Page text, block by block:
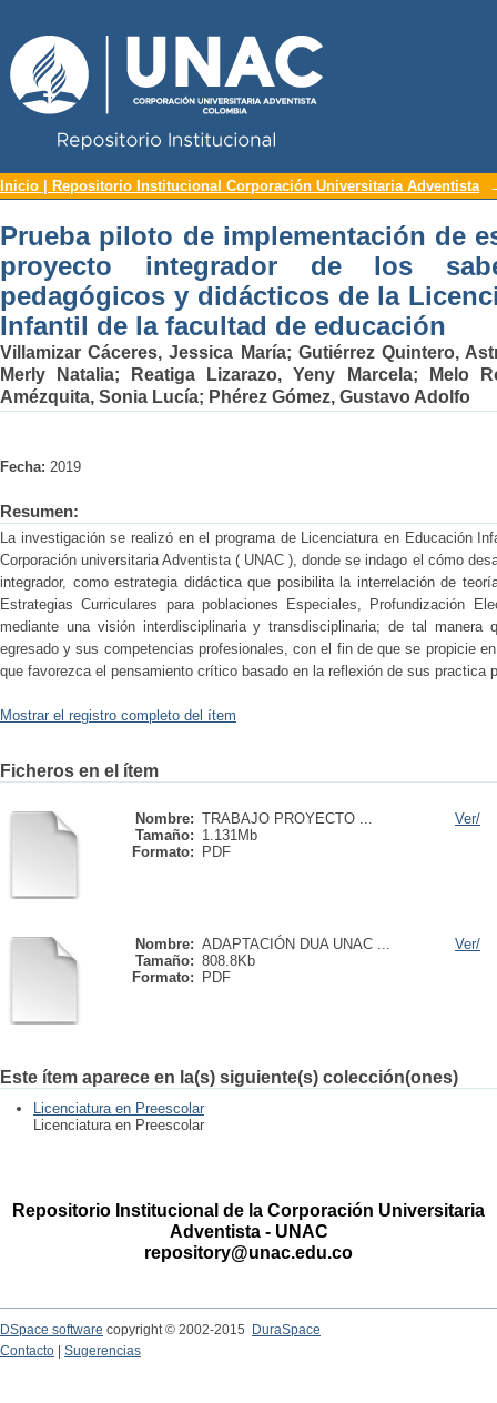
Prueba piloto de implementación de
los saberes disciplinares,
Educación Infantil de la facultad de
Inicio | Repositorio Institucional Corporación Universitaria Adventista
Prueba piloto de implementación de
proyecto integrador de los
pedagógicos y didácticos de la
Infantil de la facultad de educación
Villamizar Cáceres, Jessica María; Gutiérrez Quintero,
Merly Natalia; Reatiga Lizarazo, Yeny Marcela;
Melo
Amézquita, Sonia Lucía; Phérez Gómez, Gustavo Adolfo
Fecha: 2019
Resumen:
La investigación se realizó en el programa de Licenciatura en Educación
Corporación universitaria Adventista ( UNAC ), donde se indago el cómo
integrador, como estrategia didáctica que posibilita la interrelación de
Estrategias Curriculares para poblaciones Especiales, Profundización
mediante una visión interdisciplinaria y transdisciplinaria; de tal manera
egresado y sus competencias profesionales, con el fin de que se propicie
que favorezca el pensamiento crítico basado en la reflexión de sus practica
Mostrar el registro completo del ítem
Ficheros en el ítem
Nombre: TRABAJO PROYECTO ...
Tamaño: 1.131Mb
Formato:
PDF
Ver/
Nombre: ADAPTACIÓN DUA UNAC ...
Tamaño: 808.8Kb
Formato:
PDF
Ver/
Este ítem aparece en la(s) siguiente(s) colección(ones)
Licenciatura en Preescolar
Licenciatura en Preescolar
Repositorio Institucional de la Corporación Universitaria
Adventista - UNAC
repository@unac.edu.co
DSpace software copyright © 2002-2015
DuraSpace
Contacto
Sugerencias